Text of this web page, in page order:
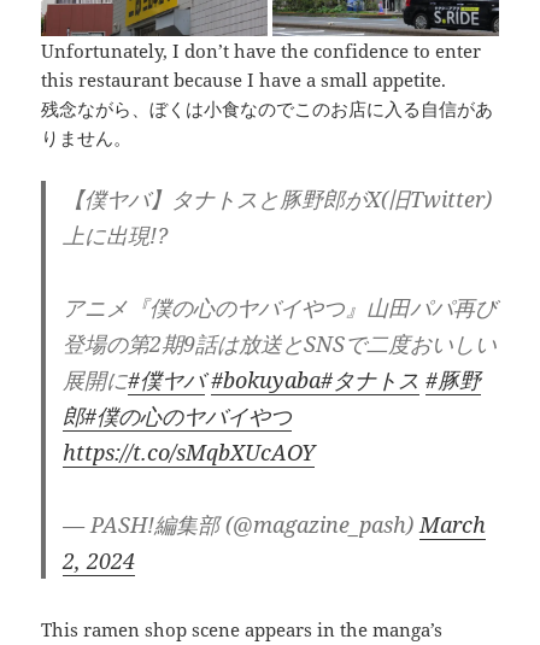
Unfortunately, I don’t have the confidence to enter
this restaurant because I have a small appetite.
残念ながら、ぼくは小食なのでこのお店に入る自信があ
りません。
【僕ヤバ】タナトスと豚野郎がX(旧Twitter)
上に出現!?
アニメ『僕の心のヤバイやつ』山田パパ再び
登場の第2期9話は放送とSNSで二度おいしい
展開に#僕ヤバ #bokuyaba#タナトス #豚野
郎#僕の心のヤバイやつ
https://t.co/sMqbXUcAOY
— PASH!編集部 (@magazine_pash)March
2, 2024
This ramen shop scene appears in the manga’s